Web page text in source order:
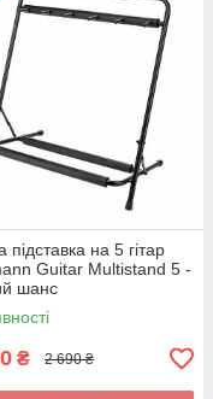
підставка на 5 гітар
Guitar Multistand 5 -
шанс
₴ 2 690 ₴